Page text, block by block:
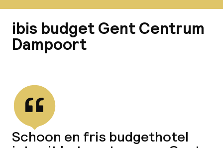
ibis budget Gent Centrum
Dampoort
Schoon en fris budgethotel